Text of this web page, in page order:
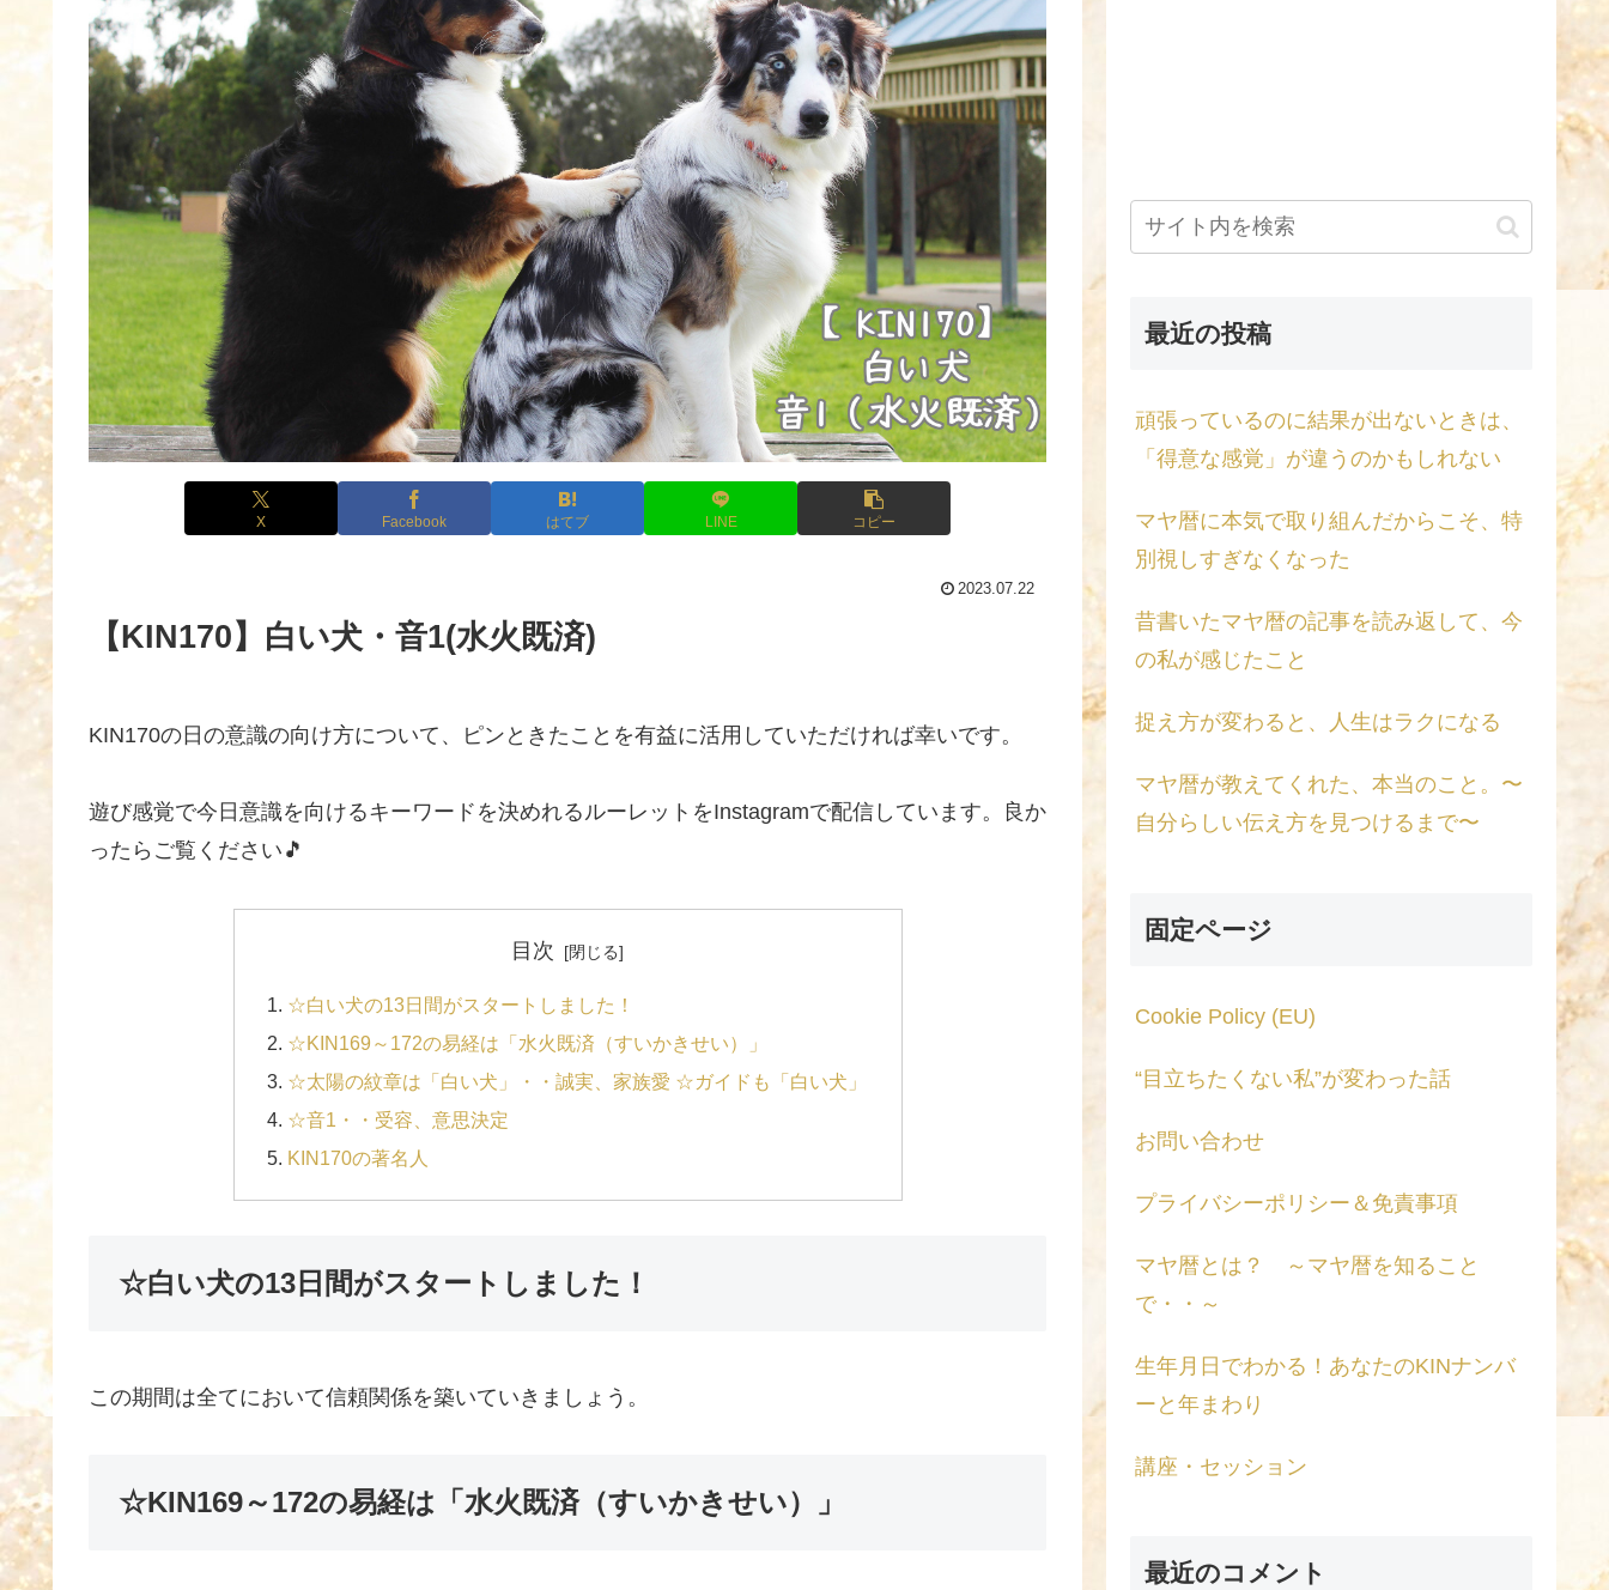
X Facebook はてブ LINE コピー
2023.07.22
【KIN170】白い犬・音1(水火既済)
KIN170の日の意識の向け方について、ピンときたことを有益に活用していただければ幸いです。
遊び感覚で今日意識を向けるキーワードを決めれるルーレットをInstagramで配信しています。良か
ったらご覧ください🎵
目次
☆白い犬の13日間がスタートしました！
☆KIN169～172の易経は「水火既済（すいかきせい）」
☆太陽の紋章は「白い犬」・・誠実、家族愛 ☆ガイドも「白い犬」
☆音1・・受容、意思決定
KIN170の著名人
☆白い犬の13日間がスタートしました！
この期間は全てにおいて信頼関係を築いていきましょう。
☆KIN169～172の易経は「水火既済（すいかきせい）」
最近の投稿
頑張っているのに結果が出ないときは、
「得意な感覚」が違うのかもしれない
マヤ暦に本気で取り組んだからこそ、特
別視しすぎなくなった
昔書いたマヤ暦の記事を読み返して、今
の私が感じたこと
捉え方が変わると、人生はラクになる
マヤ暦が教えてくれた、本当のこと。〜
自分らしい伝え方を見つけるまで〜
固定ページ
Cookie Policy (EU)
“目立ちたくない私”が変わった話
お問い合わせ
プライバシーポリシー＆免責事項
マヤ暦とは？ ～マヤ暦を知ること
で・・～
生年月日でわかる！あなたのKINナンバ
ーと年まわり
講座・セッション
最近のコメント